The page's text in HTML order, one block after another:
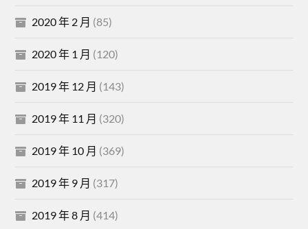
2020 年 2 月 (85)
2020 年 1 月 (120)
2019 年 12 月 (143)
2019 年 11 月 (320)
2019 年 10 月 (369)
2019 年 9 月 (317)
2019 年 8 月 (414)